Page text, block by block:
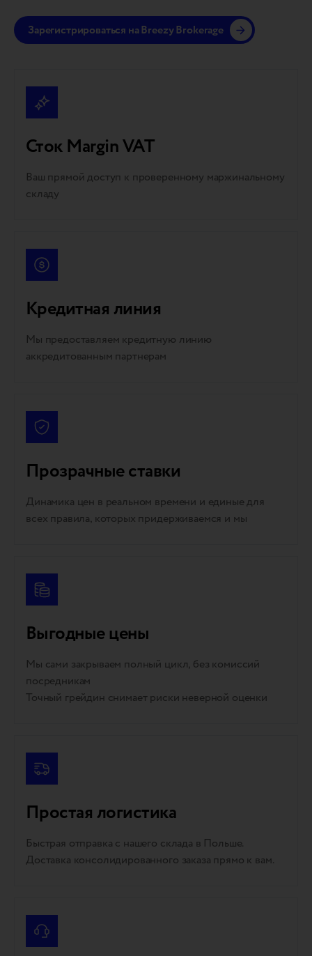
Зарегистрироваться на Breezy Brokerage
Сток Margin VAT
Ваш прямой доступ к проверенному маржинальному
складу
Кредитная линия
Мы предоставляем кредитную линию
аккредитованным партнерам
Прозрачные ставки
Динамика цен в реальном времени и единые для
всех правила, которых придерживаемся и мы
Выгодные цены
Мы сами закрываем полный цикл, без комиссий
посредникам
Точный грейдин снимает риски неверной оценки
Простая логистика
Быстрая отправка с нашего склада в Польше.
Доставка консолидированного заказа прямо к вам.